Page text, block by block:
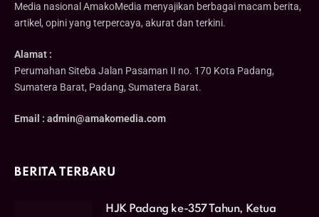
Media nasional AmakoMedia menyajikan berbagai macam berita,
artikel, opini yang terpercaya, akurat dan terkini.
Alamat :
Perumahan Siteba Jalan Pasaman II no. 170 Kota Padang,
Sumatera Barat, Padang, Sumatera Barat.
Email : admin@amakomedia.com
BERITA TERBARU
HJK Padang ke-357 Tahun, Ketua